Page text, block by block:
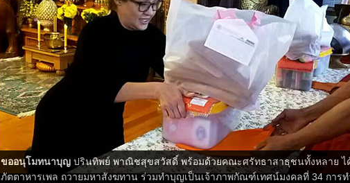
ขออนุโมทนาบุญ ปรินทิพย์ พาณิชสุขสวัสดิ์ พร้อมด้วยคณะศรัทธาสาธุชนทั้งหลาย ไ
ภัตตาหารเพล ถวายมหาสังฆทาน ร่วมทำบุญเป็นเจ้าภาพกัณฑ์เทศน์มงคลที่ 34 การ